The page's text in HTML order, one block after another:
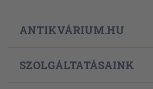
ANTIKVÁRIUM.HU
SZOLGÁLTATÁSAINK